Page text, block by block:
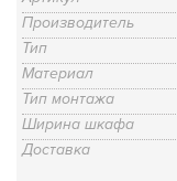
Производитель
Тип
Материал
Тип монтажа
Ширина шкафа
Доставка